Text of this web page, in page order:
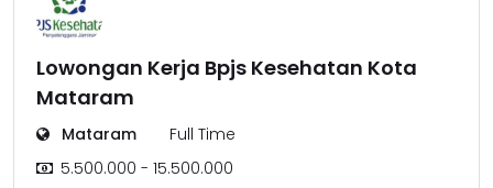
Lowongan Kerja Bpjs Kesehatan Kota
Mataram
Mataram
Full Time
5.500.000 - 15.500.000